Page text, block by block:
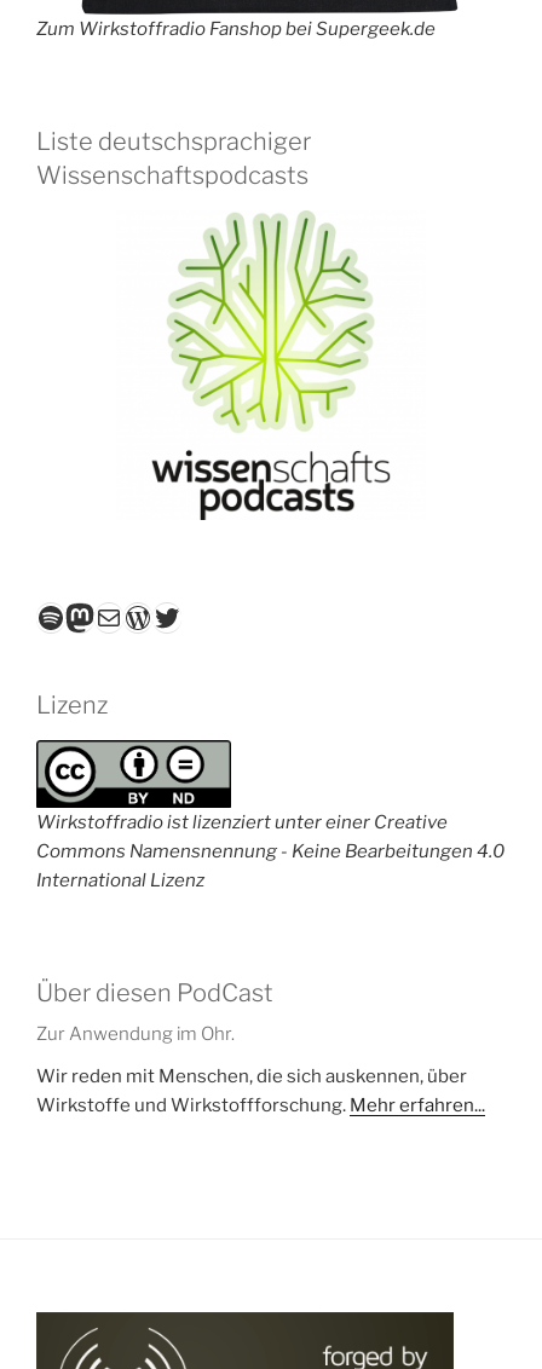
Zum Wirkstoffradio Fanshop bei Supergeek.de
Liste deutschsprachiger
Wissenschaftspodcasts
Spotify
Mastodon
E-MailWordPress
Twitter
Lizenz
Wirkstoffradio ist lizenziert unter einer Creative
Commons Namensnennung - Keine Bearbeitungen 4.0
International Lizenz
Über diesen PodCast
Zur Anwendung im Ohr.
Wir reden mit Menschen, die sich auskennen, über
Wirkstoffe und Wirkstoffforschung. Mehr erfahren...